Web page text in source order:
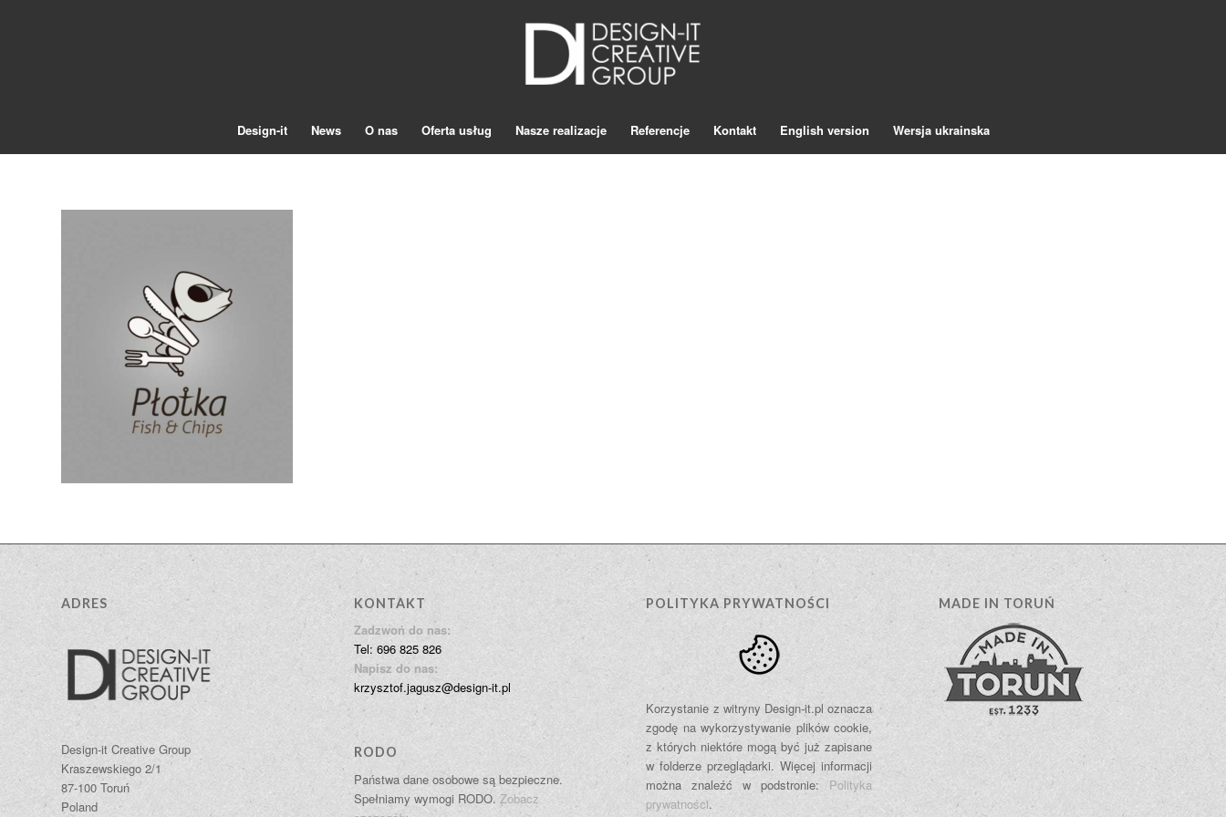
Design-it News O nas Oferta usług Nasze realizacje Referencje Kontakt English version Wersja ukrainska
ADRES
Design-it Creative Group
Kraszewskiego 2/1
87-100 Toruń
Poland
KONTAKT
Zadzwoń do nas:
Tel: 696 825 826
Napisz do nas:
krzysztof.jagusz@design-it.pl
RODO
Państwa dane osobowe są bezpieczne.
Spełniamy wymogi RODO.Zobacz
POLITYKA PRYWATNOŚCI
Korzystanie z witryny Design-it.pl oznacza
zgodę na wykorzystywanie plików cookie,
z których niektóre mogą być już zapisane
w folderze przeglądarki. Więcej informacji
można znaleźć w podstronie: Polityka
prywatności.
MADE IN TORUŃ